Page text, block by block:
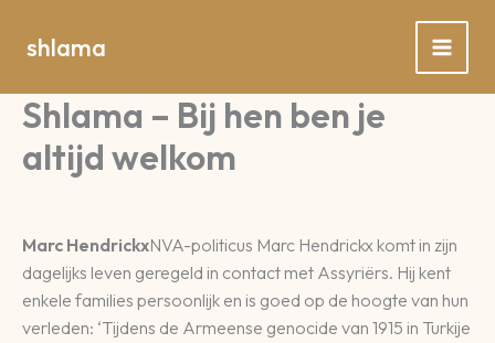
naar
inhoud
shlama
Shlama – Bij hen ben je
altijd welkom
Marc HendrickxNVA-politicus Marc Hendrickx komt in zijn
dagelijks leven geregeld in contact met Assyriërs. Hij kent
enkele families persoonlijk en is goed op de hoogte van hun
verleden: ‘Tijdens de Armeense genocide van 1915 in Turkije